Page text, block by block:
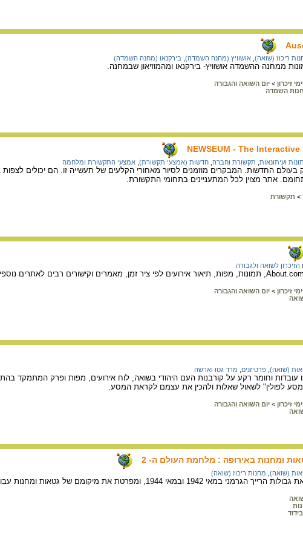
ריכוז (שואה) אושוויץ (מחנה השמדה) בירקנאו (מחנה השמדה)
ממחנה ההשמדה אושוויץ- בירקנאו ומהמוזיאון שבמחנה.
זיכרון > יום השואה והגבורה
השמדה
NEWSEUM - The
ועיתונאות תקשורת וחברה חדשות (אמצעי תקשורת) אמצעי התקשורת ומלחמה
בעולם החדשות. המבקרים מוזמנים לסיור מאחורי הקלעים של תעשייה זו. הם יכולים
אתר מצוין לכל המתעניינים בתחומי התקשורת.
> תקשורת
הזיכרון לשואה ולגבורה
זיכרון > יום השואה והגבורה
(שואה) פרטיזנים מרד גטו וארשה
וחומר רקע על קורבנות העם היהודי בשואה, לוח אירועים, מפות ופרק המתמקד
לפולין" לשאול שאלות ולהכין את עצמם לקראת המסע.
זיכרון > יום השואה והגבורה
ומחנות באירופה : מלחמת העולם ה- 2
(שואה) מחנות ריכוז (שואה)
ומפרטת את מיקומם של גטאות ומחנות עבודה גדולים, אזורים של טבח המוני ומחנות השמדה.